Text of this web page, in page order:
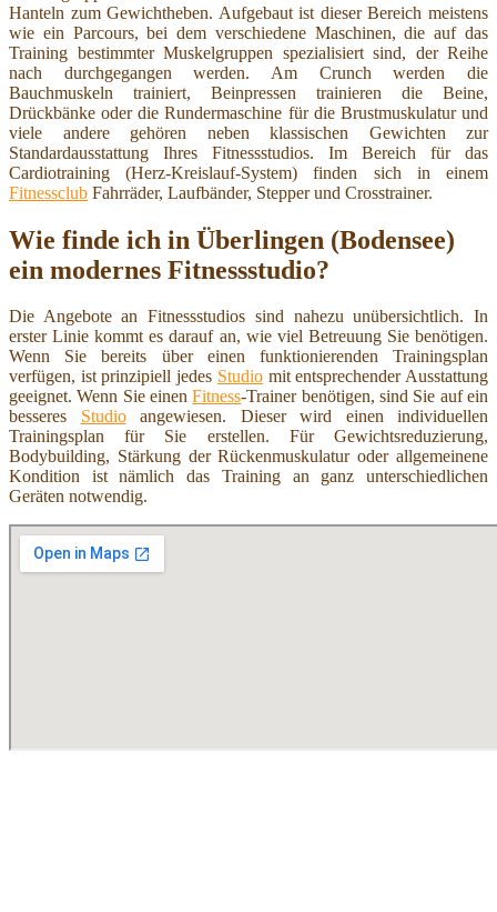
Hanteln zum Gewichtheben. Aufgebaut ist dieser Bereich meistens
wie ein Parcours, bei dem verschiedene Maschinen, die auf das
Training bestimmter Muskelgruppen spezialisiert sind, der Reihe
nach durchgegangen werden. Am Crunch werden die
Bauchmuskeln trainiert, Beinpressen trainieren die Beine,
Drückbänke oder die Rundermaschine für die Brustmuskulatur und
viele andere gehören neben klassischen Gewichten zur
Standardausstattung Ihres Fitnessstudios. Im Bereich für das
Cardiotraining (Herz-Kreislauf-System) finden sich in einem
Fitnessclub Fahrräder, Laufbänder, Stepper und Crosstrainer.
Wie finde ich in Überlingen (Bodensee)
ein modernes Fitnessstudio?
Die Angebote an Fitnessstudios sind nahezu unübersichtlich. In
erster Linie kommt es darauf an, wie viel Betreuung Sie benötigen.
Wenn Sie bereits über einen funktionierenden Trainingsplan
verfügen, ist prinzipiell jedes Studiomit entsprechender Ausstattung
geeignet. Wenn Sie einenFitness-Trainer benötigen, sind Sie auf ein
besseres Studioangewiesen. Dieser wird einen individuellen
Trainingsplan für Sie erstellen. Für Gewichtsreduzierung,
Bodybuilding, Stärkung der Rückenmuskulatur oder allgemeinene
Kondition ist nämlich das Training an ganz unterschiedlichen
Geräten notwendig.